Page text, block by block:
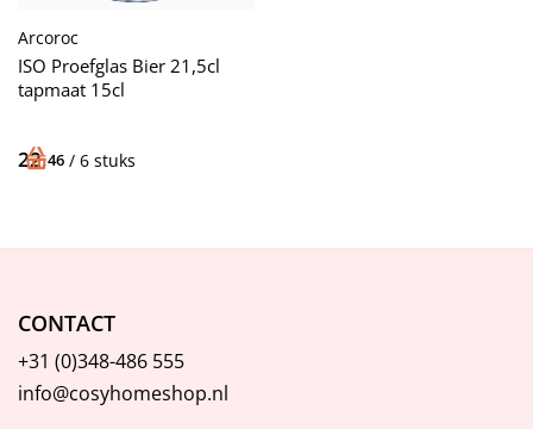
Arcoroc
ISO Proefglas Bier 21,5cl
tapmaat 15cl
22,46 / 6 stuks
CONTACT
+31 (0)348-486 555
info@cosyhomeshop.nl